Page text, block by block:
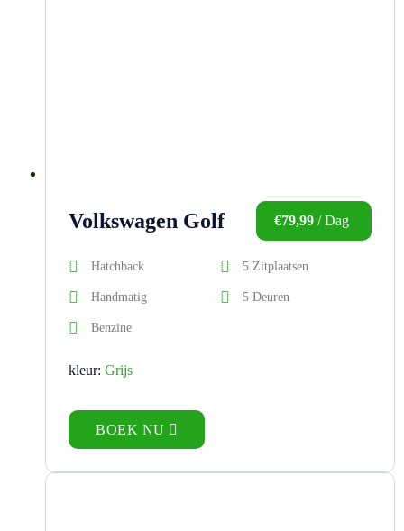
Volkswagen Golf €79,99 / Dag
Hatchback 5 Zitplaatsen
Handmatig 5 Deuren
Benzine
kleur: Grijs
BOEK NU